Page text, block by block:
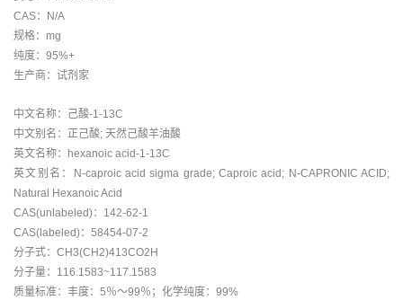
CAS：N/A
规格：mg
纯度：95%+
生产商：试剂家
中文名称：己酸-1-13C
中文别名：正己酸; 天然己酸羊油酸
英文名称：hexanoic acid-1-13C
英文别名：N-caproic acid sigma grade; Caproic acid; N-CAPRONIC ACID;
Natural Hexanoic Acid
CAS(unlabeled)：142-62-1
CAS(labeled)：58454-07-2
分子式：CH3(CH2)413CO2H
分子量：116.1583~117.1583
质量标准：丰度：5％～99％；化学纯度：99%